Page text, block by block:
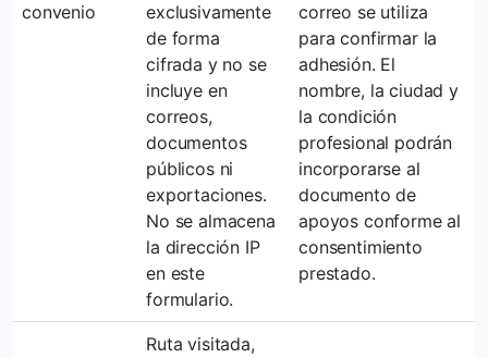
convenio
exclusivamente
de forma
cifrada y no se
incluye en
correos,
documentos
públicos ni
exportaciones.
No se almacena
la dirección IP
en este
formulario.
correo se utiliza
para confirmar la
adhesión. El
nombre, la ciudad y
la condición
profesional podrán
incorporarse al
documento de
apoyos conforme al
consentimiento
prestado.
Ruta visitada,